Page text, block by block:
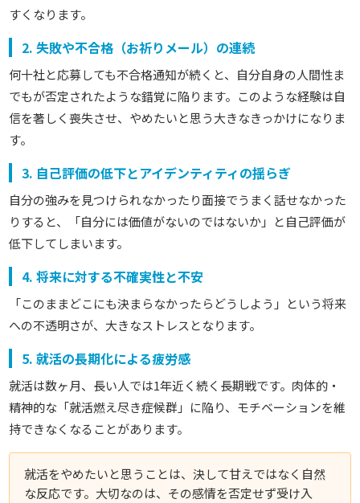
すくなります。
2. 失敗や不合格（お祈りメール）の連続
何十社と応募しても不合格通知が続くと、自分自身の人間性ま
でもが否定されたような錯覚に陥ります。このような経験は自
信を著しく喪失させ、やめたいと思う大きなきっかけになりま
す。
3. 自己評価の低下とアイデンティティの揺らぎ
自分の強みを見つけられなかったり面接でうまく話せなかった
りすると、「自分には価値がないのではないか」と自己評価が
低下してしまいます。
4. 将来に対する不確実性と不安
「このままどこにも決まらなかったらどうしよう」という将来
への不透明さが、大きなストレスとなります。
5. 就活の長期化による疲労感
就活は数ヶ月、長い人では1年近く続く長期戦です。肉体的・
精神的な「就活燃え尽き症候群」に陥り、モチベーションを維
持できなくなることがあります。
就活をやめたいと思うことは、決して甘えではなく自然
な反応です。大切なのは、その感情を否定せず受け入